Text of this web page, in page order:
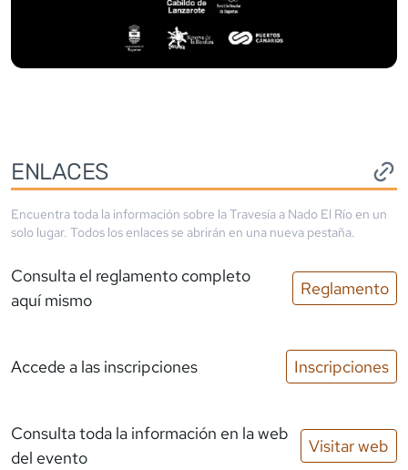
ENLACES
Encuentra toda la información sobre laTravesía a Nado El Río en un
solo lugar. Todos los enlaces se abrirán en una nueva pestaña.
Consulta el reglamento completo
aquí mismo
Reglamento
Accede a las inscripciones Inscripciones
Consulta toda la información en la web
del evento
Visitar web